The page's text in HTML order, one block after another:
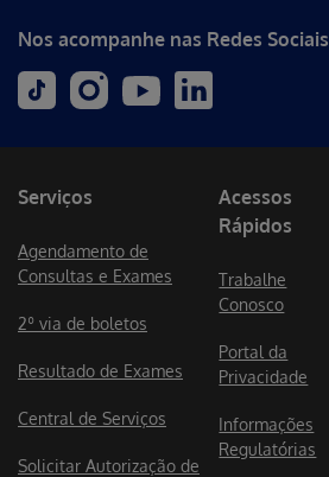
Nos acompanhe nas Redes Sociais
Serviços
Agendamento de
Consultas e Exames
2º via de boletos
Resultado de Exames
Central de Serviços
Solicitar Autorização de
Acessos
Rápidos
Trabalhe
Conosco
Portal da
Privacidade
Informações
Regulatórias